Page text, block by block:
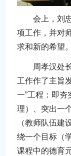
会上，刘
项工作，并对
求和新的希望。
周孝汉处
工作作了主旨
一”工程：即
理）、突出一
（教师队伍建
绕一个目标（
课程中的德育